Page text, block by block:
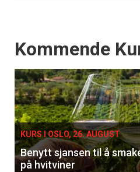
Events
Kommende
KURS I OSLO, 26. AUGUST
Benytt sjansen til å
på hvitviner